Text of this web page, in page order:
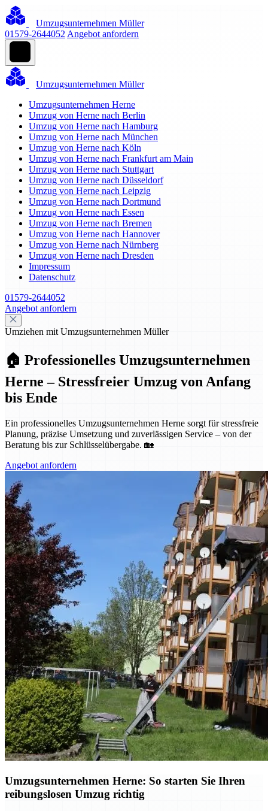
Umzugsunternehmen Müller
01579-2644052 Angebot anfordern
Umzugsunternehmen Müller
Umzugsunternehmen Herne
Umzug von Herne nach Berlin
Umzug von Herne nach Hamburg
Umzug von Herne nach München
Umzug von Herne nach Köln
Umzug von Herne nach Frankfurt am Main
Umzug von Herne nach Stuttgart
Umzug von Herne nach Düsseldorf
Umzug von Herne nach Leipzig
Umzug von Herne nach Dortmund
Umzug von Herne nach Essen
Umzug von Herne nach Bremen
Umzug von Herne nach Hannover
Umzug von Herne nach Nürnberg
Umzug von Herne nach Dresden
Impressum
Datenschutz
01579-2644052
Angebot anfordern
Umziehen mit Umzugsunternehmen Müller
🏠 Professionelles Umzugsunternehmen
Herne – Stressfreier Umzug von Anfang
bis Ende
Ein professionelles Umzugsunternehmen Herne sorgt für stressfreie
Planung, präzise Umsetzung und zuverlässigen Service – von der
Beratung bis zur Schlüsselübergabe. 🏡
Angebot anfordern
Umzugsunternehmen Herne: So starten Sie Ihren
reibungslosen Umzug richtig